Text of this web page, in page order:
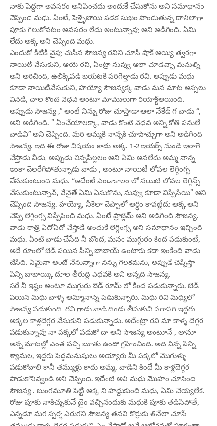
నాకు పెద్దగా అవసరం అనిపించదు అందుకే చేసుకోను అని సమాధానం
చెప్పింది మధు. ఏంటే, పెళ్ళైపోయి పడక సుఖం పొందుతున్న దానిలాగా
పూకు గెలుకోవటం అవసరం లేదు అంటున్నావు అని అడిగింది. ఏమి
లేదు అక్క అని చెప్పింది మధు.
ఎందుకో కిటికీ వైపు చుసిన సౌజన్య రవిని చూసి షాక్ అయ్యి త్వరగా
నాయిటీ వేసుకుని, ఆయె రవి, ఏంట్రా నువ్వు ఆలా చూడచ్చా మమల్ని
అని అరిచింది, ఉలిక్కిపడి బయటకి పరిగెత్తాడు రవి. అప్పుడు మధు
కూడా నాయిటీవేసుకుని, హయ్యో సౌజన్యక్క వాడు మన మాట అస్సలు
వినడే, చాల కొంటె వెధవ అంటూ మాములుగా రియాక్ట్అయింది.
అప్పుడు సౌజన్య ,” అంటే నిన్ను రోజు చూస్తాడా ఆలా నేకేడ్ గ వాడు “,
అని అడిగింది. ” ఏంచేయాలక్కా, వాడు కొంటె వెధవ అన్ని కోతి పనులే
వాడివి” అని చెప్పింది. మరి అమ్మకి నాన్నకి చూపొచ్చుగా అని అడిగింది
సౌజన్య. ఇది ఈ రోజు విషయం కాదు అక్క. 1-2 ఇయర్స్ నుండి ఇలాగె
చేస్తాడు వీడు, అప్పుడు చిన్నపిల్లలం అని ఏమి అనలేదు అమ్మ నాన్న
ఇంకా చెలరేగిపోతున్నాడు వాడు , అంటూ నాయిటీ లోపల లెగ్గింగ్స
వేసుకుంటుంది మధు. “అదేంటే ఎండాకాలం లో నయిటి లోపల లెగ్గిన్స్
వేసుకుంటున్నావ్, నేనైతే ఏమి ఏసుకొను, నువ్వు కూడా విప్పేసేయి” అని
చెప్పింది సౌజన్య. హయ్యో, నీకెలా చెప్పాలో అర్ధం కావట్లేదు అక్క అని
చెప్పి లెగ్గింగ్స విప్పేసింది మధు. ఏంటే ప్రాబ్లెమ్ అని అడిగింది సౌజన్య.
వాడు రాత్రి ఏదోఏదో చేస్తాడే అందుకే లెగ్గింగ్స అని సమాధానం ఇచ్చింది
మధు. ఏంటి వాడు చేసేది నీ బొంద, మనం ముగ్గురం కింద పడుకుంటే,
అదే రూంలో బెడ్ పయిన పిన్ని బాబాయ్ ఉంటారు కదా ఇంకేంది వాడు
చేసేది. ఏమైనా అంటే నేనున్నాగా నన్ను గెలకమను, అప్పుడే చెప్పేస్తా
పిన్ని బాబాయ్కి దూల తీరుద్ది ఎధవకి అని అన్నది సౌజన్య.
సరే నీ ఇష్టం అంటూ ముగ్గురు బెడ్ రూమ్ లో కింద పడుకున్నారు. బెడ్
పయిన మధు వాళ్ళ అమ్మానాన్న పడుకున్నారు. మధు రవి మధ్యలో
సౌజన్య పడుకుంది. రవి గాడు వాడి దిండు తీసుకుని సరాసరి ఇద్దరు
అక్కల కాళ్లదెగ్గర వేసుకుని పడుకున్నాడు. అదేంట్రా రవి మా కాళ్ళ దెగ్గర
పడుకున్నావు నా పక్కలో పడుకో దా అని సౌజన్య అంటూనే , తానూ
అన్న మాటల్లో ఎంత పచ్చి బూతు ఉందొ గ్రహించింది. అది విన్న పిన్ని
శ్యామల, ఇద్దరు పెద్దమనుషులు అయ్యారు మీ పక్కలో మొగుళ్ళు
పడుకోవాలి కానీ తమ్ముళ్లు కాదు అమ్మ, వాడిని కిందే మీ కాళ్లదెగ్గర
పాడుకోనివ్వండి అని చెప్పింది. ఇదేంటి అని మధు మొహం చూసింది
సౌజన్య . బుంగమూతి పెట్టి అక్క ని హద్దుకుంది మధు, ఏమి చెయ్యలేక.
రోజు పూకు నాకిచ్చుకునే టైం వచ్చినందుకు మధుకి పూకు తడిసిపోతే,
ఎన్నడూ మగ స్పర్శ ఎరుగని సౌజన్య తనని కొర్రుకు తినేలా చూసే